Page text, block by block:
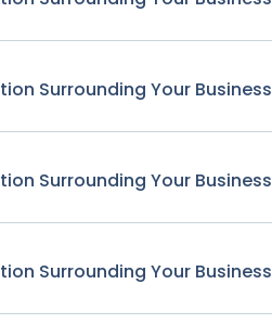
Surrounding Your Business
Surrounding Your Business
Surrounding Your Business